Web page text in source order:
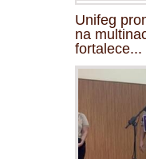
Unifeg
na
fortalece...